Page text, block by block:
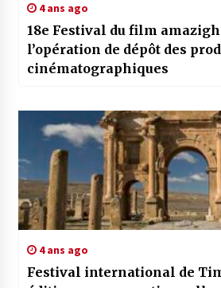
4 ans ago
18e Festival du film
l’opération de dépôt des
cinématographiques
4 ans ago
Festival international de